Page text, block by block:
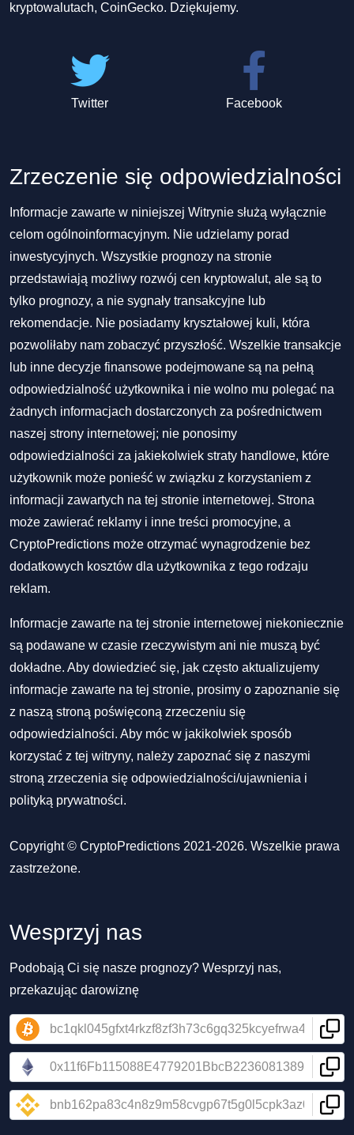
kryptowalutach, CoinGecko. Dziękujemy.
Twitter Facebook
Zrzeczenie się odpowiedzialności
Informacje zawarte w niniejszej Witrynie służą wyłącznie
celom ogólnoinformacyjnym. Nie udzielamy porad
inwestycyjnych. Wszystkie prognozy na stronie
przedstawiają możliwy rozwój cen kryptowalut, ale są to
tylko prognozy, a nie sygnały transakcyjne lub
rekomendacje. Nie posiadamy kryształowej kuli, która
pozwoliłaby nam zobaczyć przyszłość. Wszelkie transakcje
lub inne decyzje finansowe podejmowane są na pełną
odpowiedzialność użytkownika i nie wolno mu polegać na
żadnych informacjach dostarczonych za pośrednictwem
naszej strony internetowej; nie ponosimy
odpowiedzialności za jakiekolwiek straty handlowe, które
użytkownik może ponieść w związku z korzystaniem z
informacji zawartych na tej stronie internetowej. Strona
może zawierać reklamy i inne treści promocyjne, a
CryptoPredictions może otrzymać wynagrodzenie bez
dodatkowych kosztów dla użytkownika z tego rodzaju
reklam.
Informacje zawarte na tej stronie internetowej niekoniecznie
są podawane w czasie rzeczywistym ani nie muszą być
dokładne. Aby dowiedzieć się, jak często aktualizujemy
informacje zawarte na tej stronie, prosimy o zapoznanie się
z naszą stroną poświęconą zrzeczeniu się
odpowiedzialności. Aby móc w jakikolwiek sposób
korzystać z tej witryny, należy zapoznać się z naszymi
stroną zrzeczenia się odpowiedzialności/ujawnienia i
polityką prywatności.
Copyright © CryptoPredictions 2021-2026. Wszelkie prawa
zastrzeżone.
Wesprzyj nas
Podobają Ci się nasze prognozy? Wesprzyj nas,
przekazując darowiznę